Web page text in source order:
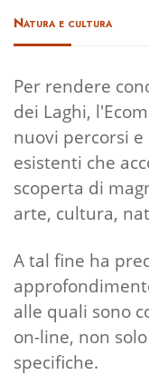
Natura e cultura
Per rendere
dei Laghi,
nuovi percorsi
esistenti che
scoperta di
arte, cultura,
A tal fine ha
alle quali sono
on-line, non
specifiche.